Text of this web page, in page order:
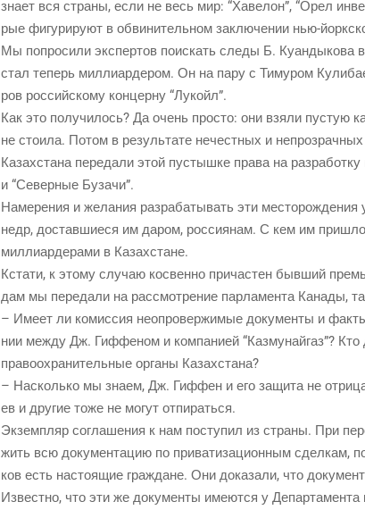
зна­ет вся стра­ны, если не весь мир: “Хаве­лон”, “Орел
рые фигу­ри­ру­ют в обви­ни­тель­ном заклю­че­нии нью-
Мы попро­си­ли экс­пер­тов поис­кать сле­ды Б. Куан­ды­ко­ва
стал теперь мил­ли­ар­де­ром. Он на пару с Тиму­ром
ров рос­сий­ско­му кон­цер­ну “Лукойл”.
Как это полу­чи­лось? Да очень про­сто: они взя­ли пустую
не сто­и­ла. Потом в резуль­та­те нечест­ных и
Казах­ста­на пере­да­ли этой пустыш­ке пра­ва на
и “Север­ные Бузачи”.
Наме­ре­ния и жела­ния раз­ра­ба­ты­вать эти
недр, достав­ши­е­ся им даром, рос­си­я­нам. С кем им
мил­ли­ар­де­ра­ми в Казахстане.
Кста­ти, к это­му слу­чаю кос­вен­но при­ча­стен быв­ший
дам мы пере­да­ли на рас­смот­ре­ние пар­ла­мен­та Кана­ды,
– Име­ет ли комис­сия неопро­вер­жи­мые доку­мен­ты и
нии меж­ду Дж. Гиф­фе­ном и ком­па­ни­ей “Каз­му­най­газ”?
пра­во­охра­ни­тель­ные орга­ны Казахстана?
– Насколь­ко мы зна­ем, Дж. Гиф­фен и его защи­та не
ев и дру­гие тоже не могут отпираться.
Экзем­пляр согла­ше­ния к нам посту­пил из стра­ны. При
жить всю доку­мен­та­цию по при­ва­ти­за­ци­он­ным сдел­кам,
ков есть насто­я­щие граж­дане. Они дока­за­ли, что
Извест­но, что эти же доку­мен­ты име­ют­ся у